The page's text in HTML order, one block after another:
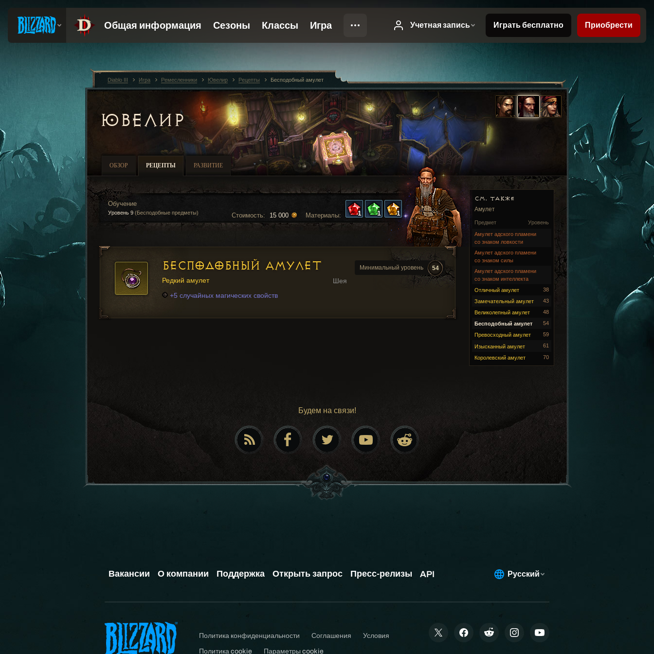
ЮВЕЛИР
ОБЗОР РЕЦЕПТЫ РАЗВИТИЕ
СМ. ТАКЖЕ
Амулет
Уровень
Предмет
Амулет адского пламени
со знаком ловкости
Амулет адского пламени
со знаком силы
Амулет адского пламени
со знаком интеллекта
Отличный амулет
38
Замечательный амулет 43
Великолепный амулет 48
Бесподобный амулет 54
Превосходный амулет 59
Изысканный амулет 61
Королевский амулет 70
Материалы: 1 1 1
Стоимость: 15 000
Обучение
Уровень 9 (Бесподобные предметы)
Минимальный уровень 54
БЕСПОДОБНЫЙ АМУЛЕТ
Шея
Редкий амулет
+5 случайных магических свойств
Будем на связи!
Diablo III Игра Ремесленники Ювелир Рецепты Бесподобный амулет